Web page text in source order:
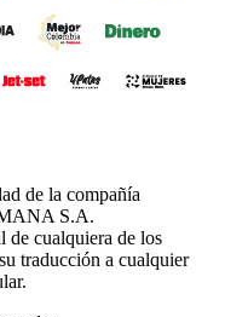
de la compañía
S.A.
de cualquiera de los
traducción a cualquier